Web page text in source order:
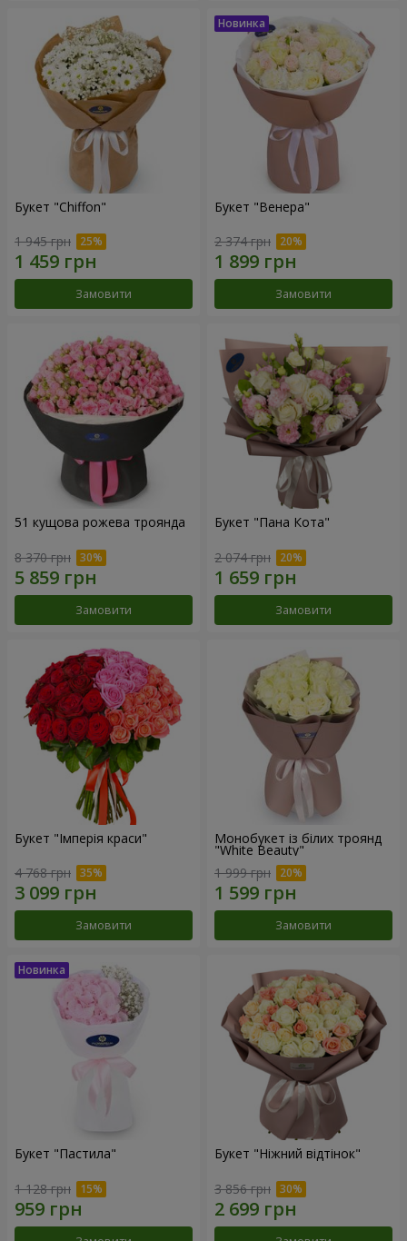
Букет "Chiffon"
1 945 грн
Замовити
Букет "Венера"
2 374 грн
Замовити
51 кущова рожева троянда
8 370 грн
Замовити
Букет "Пана Кота"
2 074 грн
Замовити
Букет "Імперія краси"
4 768 грн
Замовити
Монобукет із білих троянд
"White Beauty"
1 999 грн
Замовити
Букет "Пастила"
1 128 грн
Букет "Ніжний відтінок"
3 856 грн